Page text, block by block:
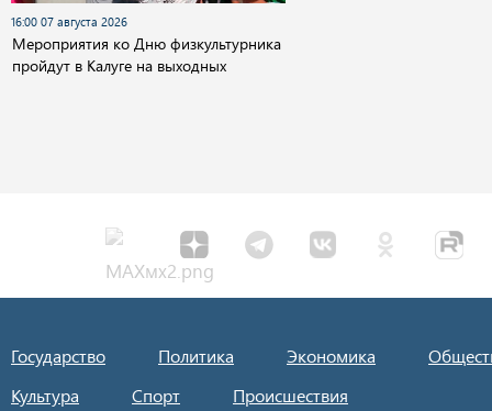
16:00 07 августа 2026
Мероприятия ко Дню физкультурника
пройдут в Калуге на выходных
Государство Политика Экономика
Культура
Спорт Происшествия